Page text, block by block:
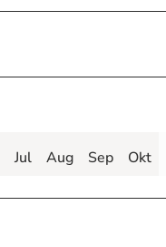
Jul Aug Sep Okt